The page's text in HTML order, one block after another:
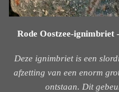
Rode Oostzee-
Deze ignimbriet is een
afzetting van een enorm
ontstaan. Dit